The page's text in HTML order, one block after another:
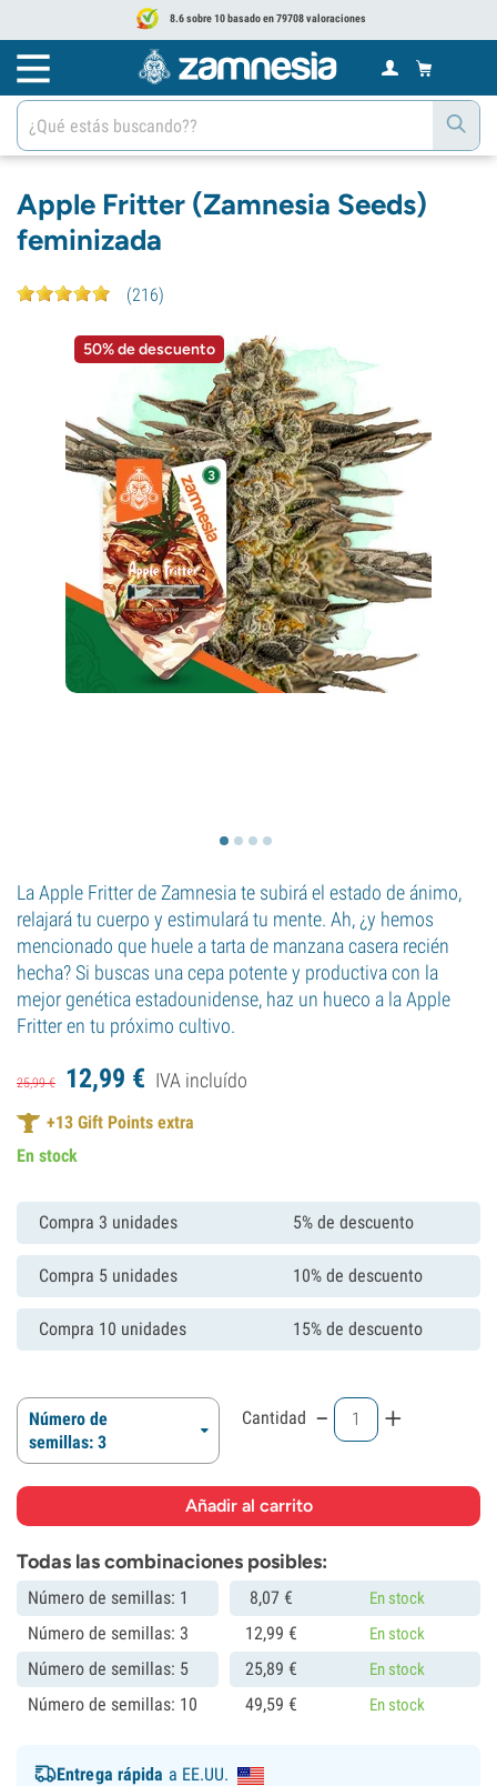
8.6 sobre 10 basado en 79708 valoraciones
Apple Fritter (Zamnesia Seeds)
feminizada
(216)
50% de descuento
La Apple Fritter de Zamnesia te subirá el estado de ánimo,
relajará tu cuerpo y estimulará tu mente. Ah, ¿y hemos
mencionado que huele a tarta de manzana casera recién
hecha? Si buscas una cepa potente y productiva con la
mejor genética estadounidense, haz un hueco a la Apple
Fritter en tu próximo cultivo.
25,99€ 12,99 € IVA incluído
+13 Gift Points extra
En stock
Compra 3 unidades 5% de descuento
Compra 5 unidades 10% de descuento
Compra 10 unidades 15% de descuento
Número de
semillas: 3
Cantidad - +
Todas las combinaciones posibles:
Número de semillas: 1 8,07 € En stock
Número de semillas: 3 12,99 € En stock
Número de semillas: 5 25,89 € En stock
Número de semillas: 10 49,59 € En stock
Entrega rápida a EE.UU.